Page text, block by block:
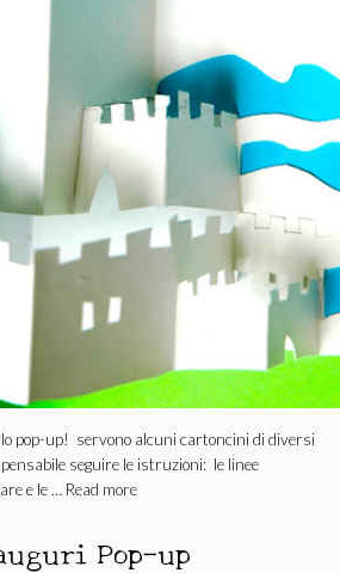
pop-up! servono alcuni cartoncini di diversi
seguire le istruzioni: le linee
e le … Read more
Pop-up